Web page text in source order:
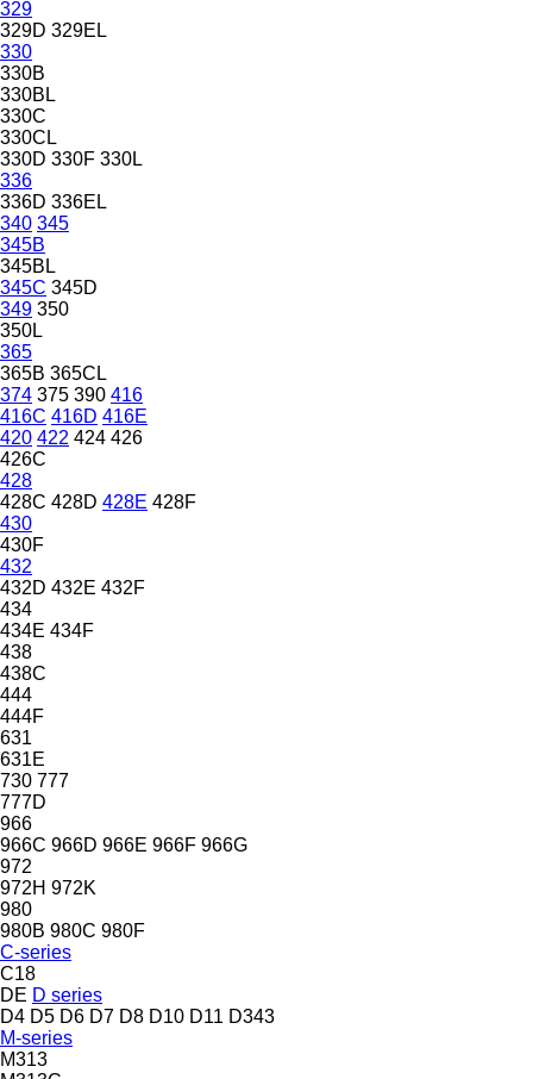
329
329D 329EL
330
330B
330BL
330C
330CL
330D 330F 330L
336
336D 336EL
340 345
345B
345BL
345C 345D
349 350
350L
365
365B 365CL
374 375 390 416
416C 416D 416E
420 422 424 426
426C
428
428C 428D 428E 428F
430
430F
432
432D 432E 432F
434
434E 434F
438
438C
444
444F
631
631E
730 777
777D
966
966C 966D 966E 966F 966G
972
972H 972K
980
980B 980C 980F
C-series
C18
DE D series
D4 D5 D6 D7 D8 D10 D11 D343
M-series
M313